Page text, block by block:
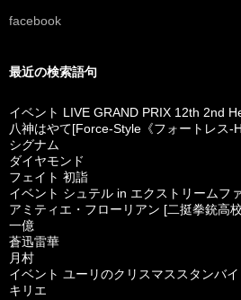
facebook
最近の検索語句
イベント LIVE GRAND PRIX 12th 2nd
八神はやて[Force-Style《フォートレス-
シグナム
ダイヤモンド
フェイト 初詣
イベント シュテル in エクストリームフ
アミティエ・フローリアン [二挺拳銃高
一億
蒼迅雷華
月村
イベント ユーリのクリスマススタンバ
キリエ